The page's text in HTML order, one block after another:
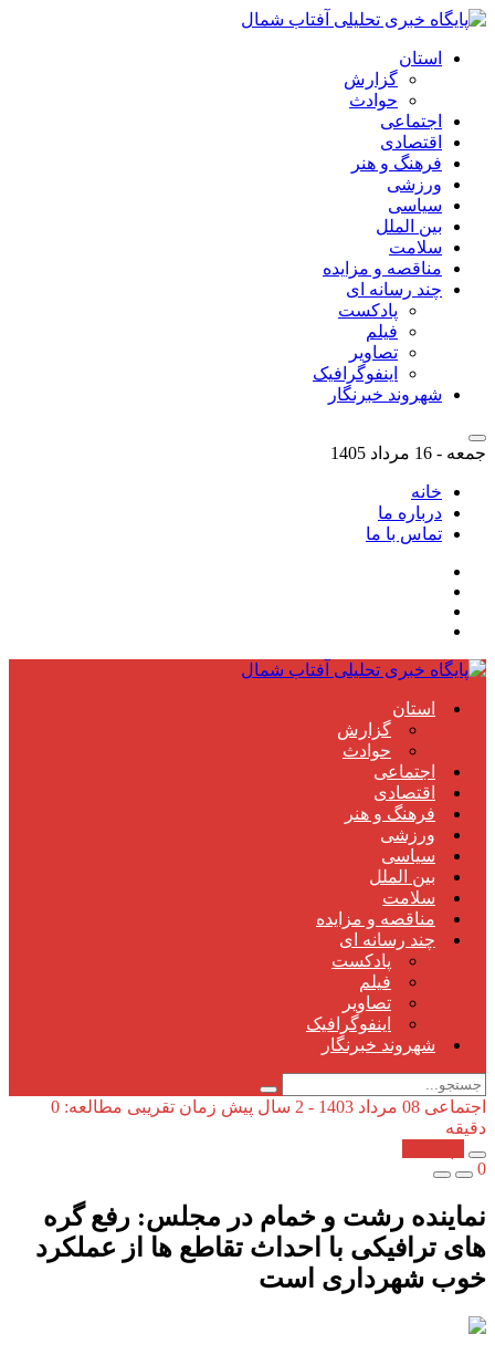
استان
گزارش
حوادث
اجتماعی
اقتصادی
فرهنگ و هنر
ورزشی
سیاسی
بین الملل
سلامت
مناقصه و مزایده
چند رسانه ای
پادکست
فیلم
تصاویر
اینفوگرافیک
شهروند خبرنگار
جمعه - 16 مرداد 1405
خانه
درباره ما
تماس با ما
استان
گزارش
حوادث
اجتماعی
اقتصادی
فرهنگ و هنر
ورزشی
سیاسی
بین الملل
سلامت
مناقصه و مزایده
چند رسانه ای
پادکست
فیلم
تصاویر
اینفوگرافیک
شهروند خبرنگار
اجتماعی 08 مرداد 1403 - 2 سال پیش
زمان تقریبی مطالعه: 0
دقیقه
0
نماینده رشت و خمام در مجلس: رفع گره
های ترافیکی با احداث تقاطع ها از عملکرد
خوب شهرداری است